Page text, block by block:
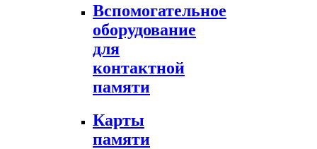
Вспомогательное
оборудование
для
контактной
памяти
Карты
памяти